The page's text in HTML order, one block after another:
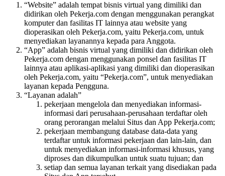
“Website” adalah tempat bisnis virtual yang dimiliki dan
didirikan oleh Pekerja.com dengan menggunakan perangkat
komputer dan fasilitas IT lainnya atau website yang
dioperasikan oleh Pekerja.com, yaitu Pekerja.com, untuk
menyediakan layanannya kepada para Anggota.
“App” adalah bisnis virtual yang dimiliki dan didirikan oleh
Pekerja.com dengan menggunakan ponsel dan fasilitas IT
lainnya atau aplikasi-aplikasi yang dimiliki dan dioperasikan
oleh Pekerja.com, yaitu “Pekerja.com”, untuk menyediakan
layanan kepada Pengguna.
“Layanan adalah”
pekerjaan mengelola dan menyediakan informasi-
informasi dari perusahaan-perusahaan terdaftar oleh
orang perorangan melalui Situs dan App Pekerja.com;
pekerjaan membangung database data-data yang
terdaftar untuk informasi pekerjaan dan lain-lain, dan
untuk menyediakan informasi-informasi khusus, yang
diproses dan dikumpulkan untuk suatu tujuan; dan
setiap dan semua layanan terkait yang disediakan pada